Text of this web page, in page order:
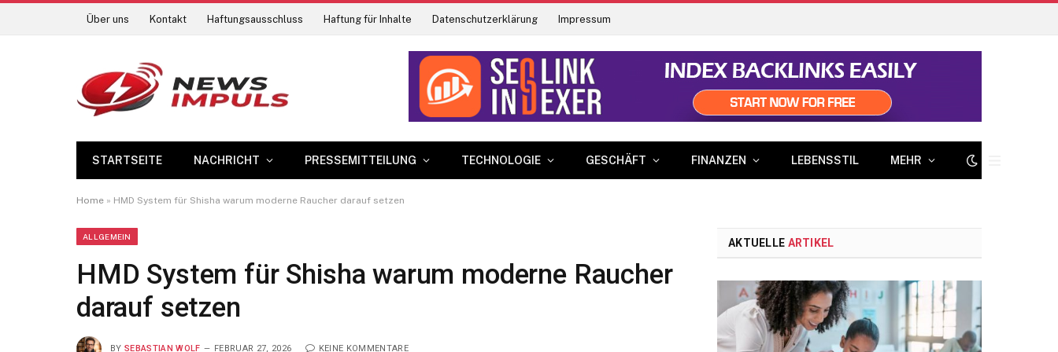
Über uns Kontakt Haftungsausschluss Haftung für Inhalte Datenschutzerklärung Impressum
STARTSEITE NACHRICHT PRESSEMITTEILUNG TECHNOLOGIE GESCHÄFT FINANZEN LEBENSSTIL MEHR
Home » HMD System für Shisha warum moderne Raucher darauf setzen
ALLGEMEIN
HMD System für Shisha warum moderne Raucher
darauf setzen
BY SEBASTIAN WOLF FEBRUAR 27, 2026 KEINE KOMMENTARE
AKTUELLE ARTIKEL